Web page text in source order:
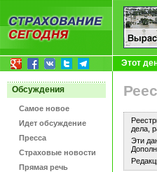
Этот
Обсуждения
Самое новое
Идет обсуждение
Пресса
Страховые новости
Прямая речь
дела,
Эти